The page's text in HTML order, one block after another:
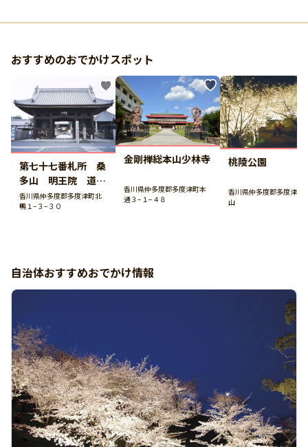
おすすめのおでかけスポット
第七十七番札所 桑
多山 明王院 道隆
寺
香川県仲多度郡多度津町北
鴨１−３−３０
金剛禅総本山少林寺
香川県仲多度郡多度津町本
通３−１−４８
桃陵公園
香川県仲多度郡多度津町
山
自治体おすすめおでかけ情報